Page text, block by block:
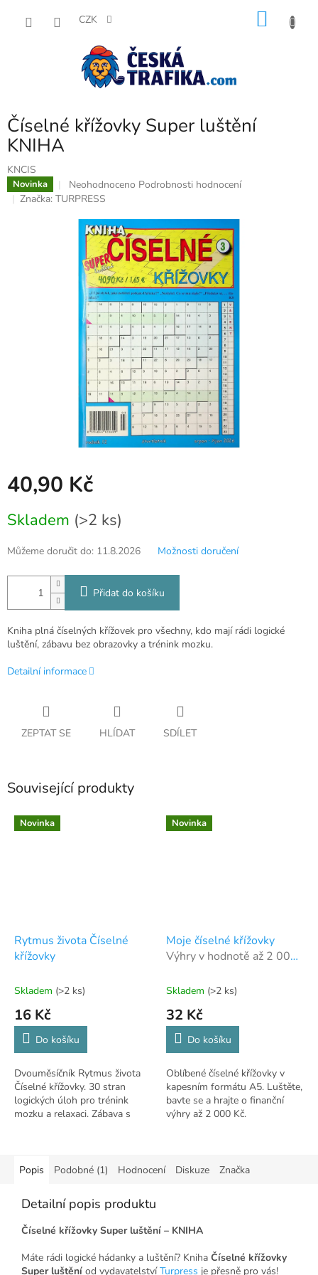
CZK
Číselné křížovky Super luštění
KNIHA
KNCIS
Novinka
Průměrné
hodnocení
hvězdiček.
Neohodnoceno Podrobnosti hodnocení
Značka: TURPRESS
40,90 Kč
cena:
Skladem (>2 ks)
Můžeme doručit do: 11.8.2026 Možnosti doručení
Přidat do košíku
Kniha plná číselných křížovek pro všechny, kdo mají rádi logické
luštění, zábavu bez obrazovky a trénink mozku.
Detailní informace
ZEPTAT SE HLÍDAT SDÍLET
Související produkty
Novinka
Rytmus života Číselné
křížovky
Skladem (>2 ks)
16 Kč
Do košíku
Dvouměsíčník Rytmus života
Číselné křížovky. 30 stran
logických úloh pro trénink
mozku a relaxaci. Zábava s
Novinka
Moje číselné křížovky
Výhry v hodnotě až 2 000
Skladem (>2 ks)
32 Kč
Do košíku
Oblíbené číselné křížovky v
kapesním formátu A5. Luštěte,
bavte se a hrajte o finanční
výhry až 2 000 Kč.
Popis Podobné (1) Hodnocení Diskuze Značka
Detailní popis produktu
Číselné křížovky Super luštění – KNIHA
Máte rádi logické hádanky a luštění? Kniha Číselné křížovky
Super luštění od vydavatelstvíTurpress je přesně pro vás!